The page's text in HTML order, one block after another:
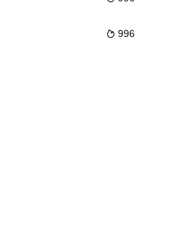
状的
八十岁的岳父去那里完成安乐死的心愿。
步步为营接近倔强女医生李梦（李萌萌 饰
 996